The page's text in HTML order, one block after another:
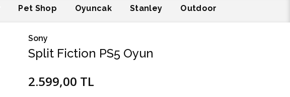
Pet Shop Oyuncak Stanley Outdoor
Sony
Split Fiction PS5 Oyun
2.599,00 TL